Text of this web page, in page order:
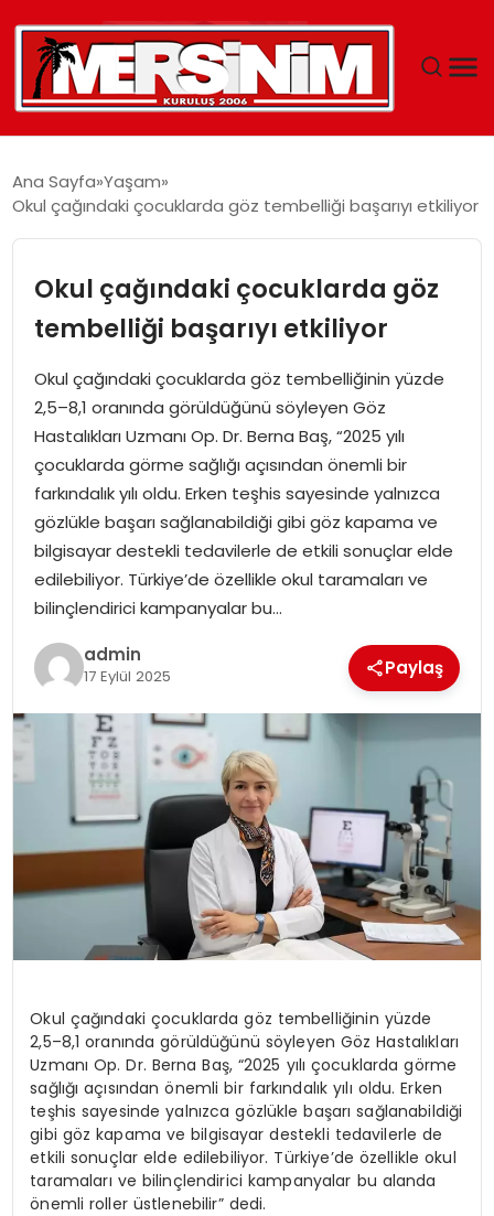
YAŞAM
GÜNCEL
SAĞLIK
EĞITIM
SPOR
EKONOMI
MAGAZIN
DÜNYA
OTOMOBIL
Ana Sayfa Yaşam
Okul çağındaki çocuklarda göz tembelliği başarıyı etkiliyor
Okul çağındaki çocuklarda göz
tembelliği başarıyı etkiliyor
Okul çağındaki çocuklarda göz tembelliğinin yüzde
2,5–8,1 oranında görüldüğünü söyleyen Göz
Hastalıkları Uzmanı Op. Dr. Berna Baş, “2025 yılı
çocuklarda görme sağlığı açısından önemli bir
farkındalık yılı oldu. Erken teşhis sayesinde yalnızca
gözlükle başarı sağlanabildiği gibi göz kapama ve
bilgisayar destekli tedavilerle de etkili sonuçlar elde
edilebiliyor. Türkiye’de özellikle okul taramaları ve
bilinçlendirici kampanyalar bu…
admin
17 Eylül 2025 Paylaş
Okul çağındaki çocuklarda göz tembelliğinin yüzde
2,5–8,1 oranında görüldüğünü söyleyen Göz Hastalıkları
Uzmanı Op. Dr. Berna Baş, “2025 yılı çocuklarda görme
sağlığı açısından önemli bir farkındalık yılı oldu. Erken
teşhis sayesinde yalnızca gözlükle başarı sağlanabildiği
gibi göz kapama ve bilgisayar destekli tedavilerle de
etkili sonuçlar elde edilebiliyor. Türkiye’de özellikle okul
taramaları ve bilinçlendirici kampanyalar bu alanda
önemli roller üstlenebilir” dedi.